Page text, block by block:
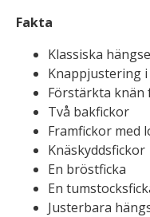
Fakta
Klassiska
Knappjustering
Förstärkta knän
Två bakfickor
Framfickor med
Knäskyddsfickor
En bröstficka
En
Justerbara